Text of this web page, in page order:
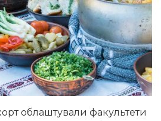
облаштували факультети